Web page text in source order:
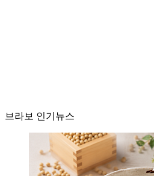
브라보 인기뉴스